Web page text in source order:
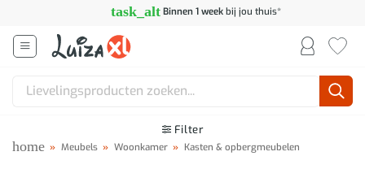
inhoud
task_alt Binnen 1 weekbij jou thuis*
Zoeken
Filter
home » Meubels » Woonkamer » Kasten & opbergmeubelen